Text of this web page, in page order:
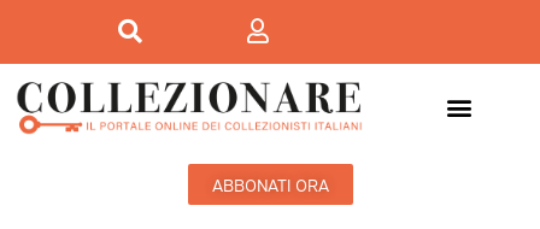
ABBONATI ORA